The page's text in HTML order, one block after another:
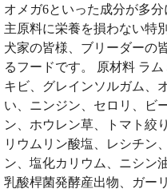
オメガ6といった成分が多
主原料に栄養を損わない特
犬家の皆様、ブリーダーの
るフードです。 原材料 ラ
キビ、グレインソルガム、
い、ニンジン、セロリ、ビ
ン、ホウレン草、トマト絞
リウムリン酸塩、レシチン
ン、塩化カリウム、ニシン
乳酸桿菌発酵産出物、ガー